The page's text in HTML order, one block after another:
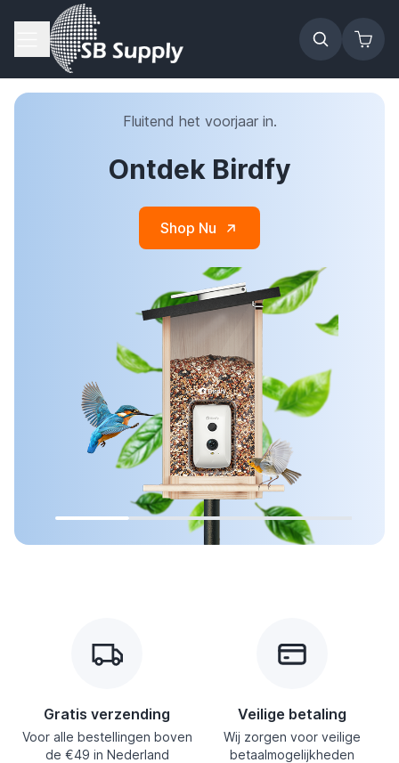
Ga naar de inhoud
Fluitend het voorjaar in.
Ontdek Birdfy
Shop Nu
Gratis verzending
Voor alle bestellingen boven
de €49 in Nederland
Veilige betaling
Wij zorgen voor veilige
betaalmogelijkheden